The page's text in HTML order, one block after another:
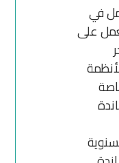
في
على